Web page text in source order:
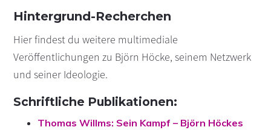
Hintergrund-Recherchen
Hier findest du weitere multimediale
Veröffentlichungen zu Björn Höcke, seinem Netzwerk
und seiner Ideologie.
Schriftliche Publikationen:
Thomas Willms: Sein Kampf – Björn Höckes